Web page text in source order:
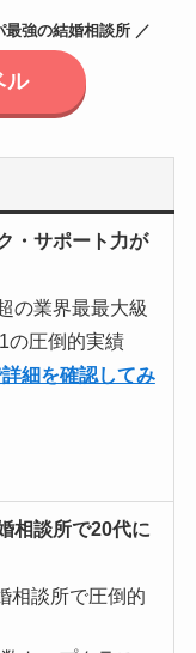
最強の結婚相談所 ／
ル
・サポート力が
の業界最最大級
の圧倒的実績
細を確認してみ
相談所で20代に
相談所で圧倒的